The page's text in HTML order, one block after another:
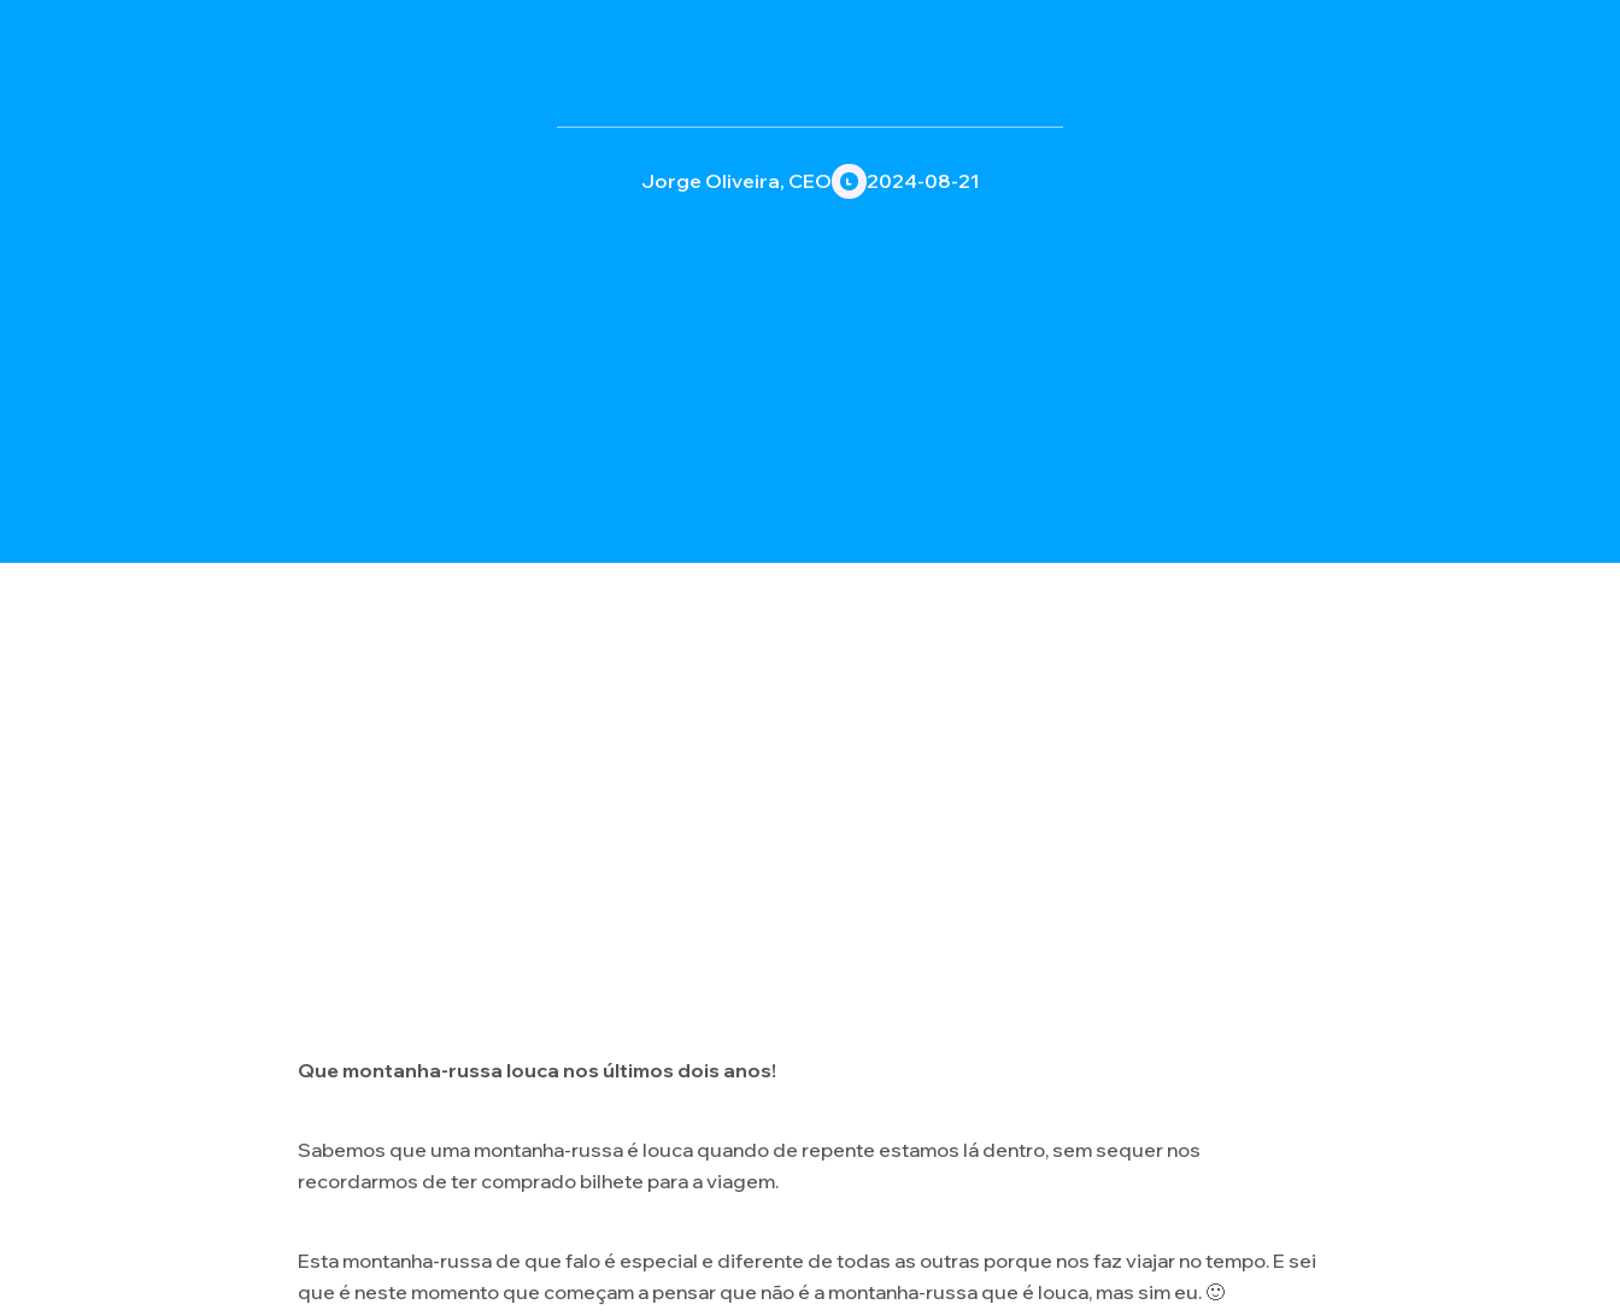
Jorge Oliveira, CEO 2024-08-21
Que montanha-russa louca nos últimos dois anos!
Sabemos que uma montanha-russa é louca quando de repente estamos lá dentro, sem sequer nos
recordarmos de ter comprado bilhete para a viagem.
Esta montanha-russa de que falo é especial e diferente de todas as outras porque nos faz viajar no tempo. E sei
que é neste momento que começam a pensar que não é a montanha-russa que é louca, mas sim eu. 🙂